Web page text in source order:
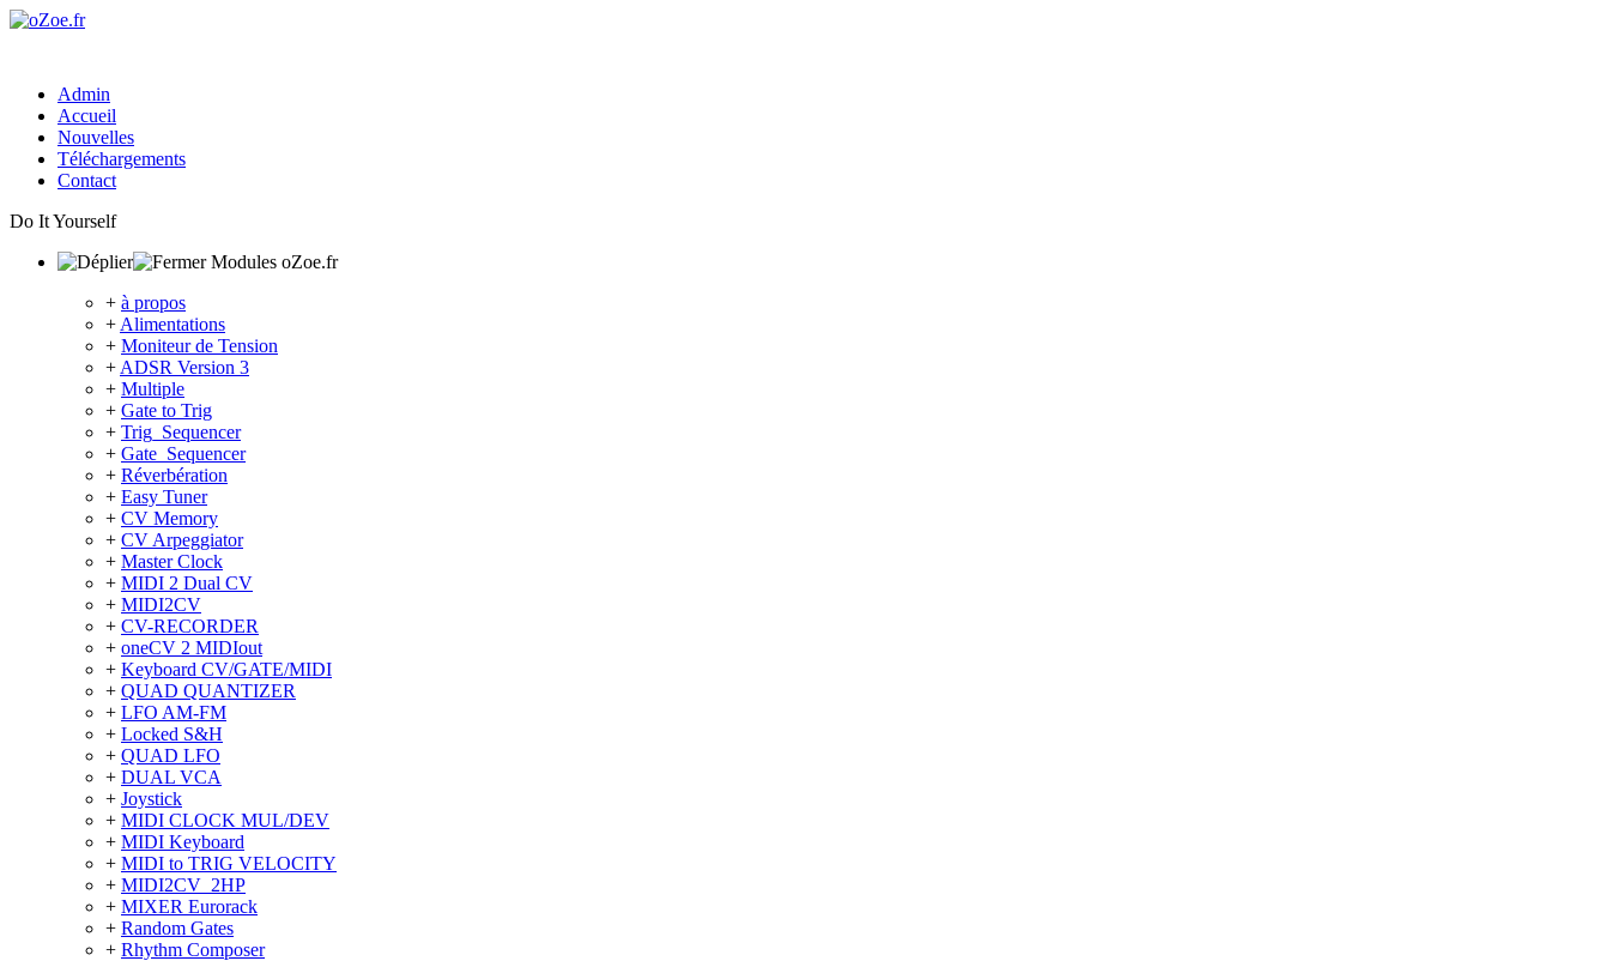
Admin
Accueil
Nouvelles
Téléchargements
Contact
Do It Yourself
Modules oZoe.fr
+ à propos
+ Alimentations
+ Moniteur de Tension
+ ADSR Version 3
+ Multiple
+ Gate to Trig
+ Trig_Sequencer
+ Gate_Sequencer
+ Réverbération
+ Easy Tuner
+ CV Memory
+ CV Arpeggiator
+ Master Clock
+ MIDI 2 Dual CV
+ MIDI2CV
+ CV-RECORDER
+ oneCV 2 MIDIout
+ Keyboard CV/GATE/MIDI
+ QUAD QUANTIZER
+ LFO AM-FM
+ Locked S&H
+ QUAD LFO
+ DUAL VCA
+ Joystick
+ MIDI CLOCK MUL/DEV
+ MIDI Keyboard
+ MIDI to TRIG VELOCITY
+ MIDI2CV_2HP
+ MIXER Eurorack
+ Random Gates
+ Rhythm Composer